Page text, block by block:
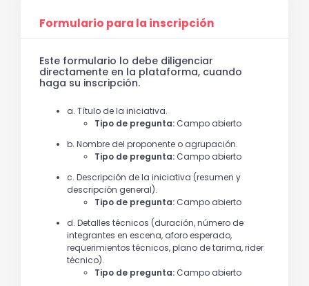
Formulario para la inscripción
Este formulario lo debe diligenciar
directamente en la plataforma, cuando
haga su inscripción.
a. Título de la iniciativa.
Tipo de pregunta: Campo abierto
b. Nombre del proponente o agrupación.
Tipo de pregunta: Campo abierto
c. Descripción de la iniciativa (resumen y
descripción general).
Tipo de pregunta: Campo abierto
d. Detalles técnicos (duración, número de
integrantes en escena, aforo esperado,
requerimientos técnicos, plano de tarima, rider
técnico).
Tipo de pregunta: Campo abierto